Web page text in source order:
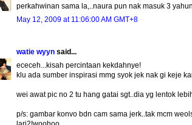
perkahwinan sama la,..naura pun nak masuk 3
May 12, 2009 at 11:06:00 AM GMT+8
watie wyyn said...
ececeh...kisah percintaan kekdahnye!
klu ada sumber inspirasi mmg syok jek nak gi keje
wei awat pic no 2 tu hang gatai sgt..dia yg lentok
p/s: gambar konvo bdn cam sama jerk..tak mcm